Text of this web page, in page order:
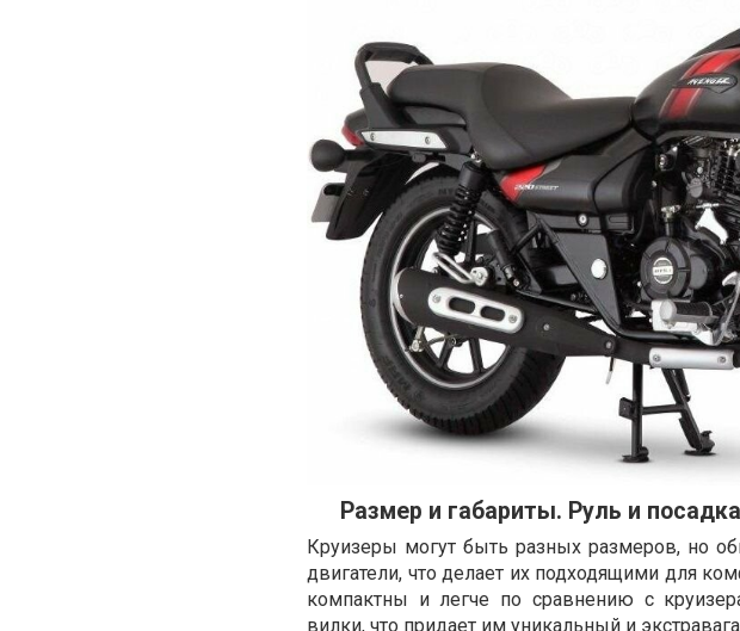
Размер и габариты. Руль и
Круизеры могут быть разных размеров, но
двигатели, что делает их подходящими для
компактны и легче по сравнению с
вилки, что придает им уникальный и